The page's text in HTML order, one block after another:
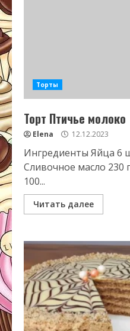
Торты
Торт Птичье молоко
Elena 12.12.2023
Ингредиенты Яйца 6
Сливочное масло 230
100...
Читать далее